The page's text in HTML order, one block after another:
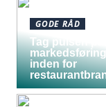
GODE RÅD
Tag pulsen på
inden for